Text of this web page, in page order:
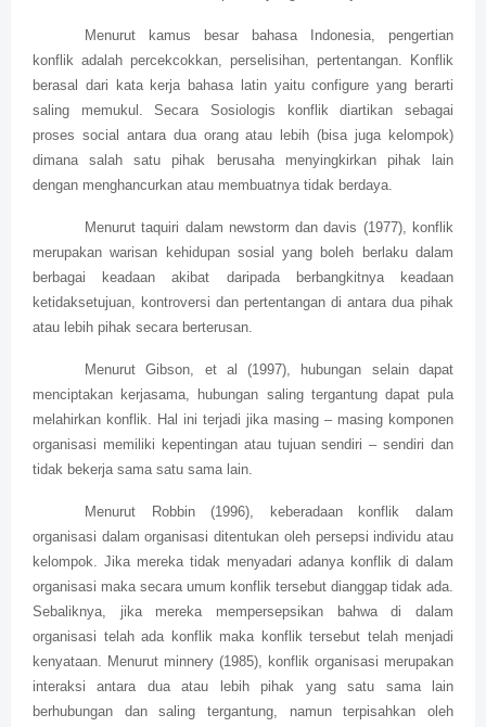
Menurut kamus besar bahasa Indonesia, pengertian
konflik adalah percekcokkan, perselisihan, pertentangan. Konflik
berasal dari kata kerja bahasa latin yaitu configure yang berarti
saling memukul. Secara Sosiologis konflik diartikan sebagai
proses social antara dua orang atau lebih (bisa juga kelompok)
dimana salah satu pihak berusaha menyingkirkan pihak lain
dengan menghancurkan atau membuatnya tidak berdaya.
Menurut taquiri dalam newstorm dan davis (1977), konflik
merupakan warisan kehidupan sosial yang boleh berlaku dalam
berbagai keadaan akibat daripada berbangkitnya keadaan
ketidaksetujuan, kontroversi dan pertentangan di antara dua pihak
atau lebih pihak secara berterusan.
Menurut Gibson, et al (1997), hubungan selain dapat
menciptakan kerjasama, hubungan saling tergantung dapat pula
melahirkan konflik. Hal ini terjadi jika masing – masing komponen
organisasi memiliki kepentingan atau tujuan sendiri – sendiri dan
tidak bekerja sama satu sama lain.
Menurut Robbin (1996), keberadaan konflik dalam
organisasi dalam organisasi ditentukan oleh persepsi individu atau
kelompok. Jika mereka tidak menyadari adanya konflik di dalam
organisasi maka secara umum konflik tersebut dianggap tidak ada.
Sebaliknya, jika mereka mempersepsikan bahwa di dalam
organisasi telah ada konflik maka konflik tersebut telah menjadi
kenyataan. Menurut minnery (1985), konflik organisasi merupakan
interaksi antara dua atau lebih pihak yang satu sama lain
berhubungan dan saling tergantung, namun terpisahkan oleh